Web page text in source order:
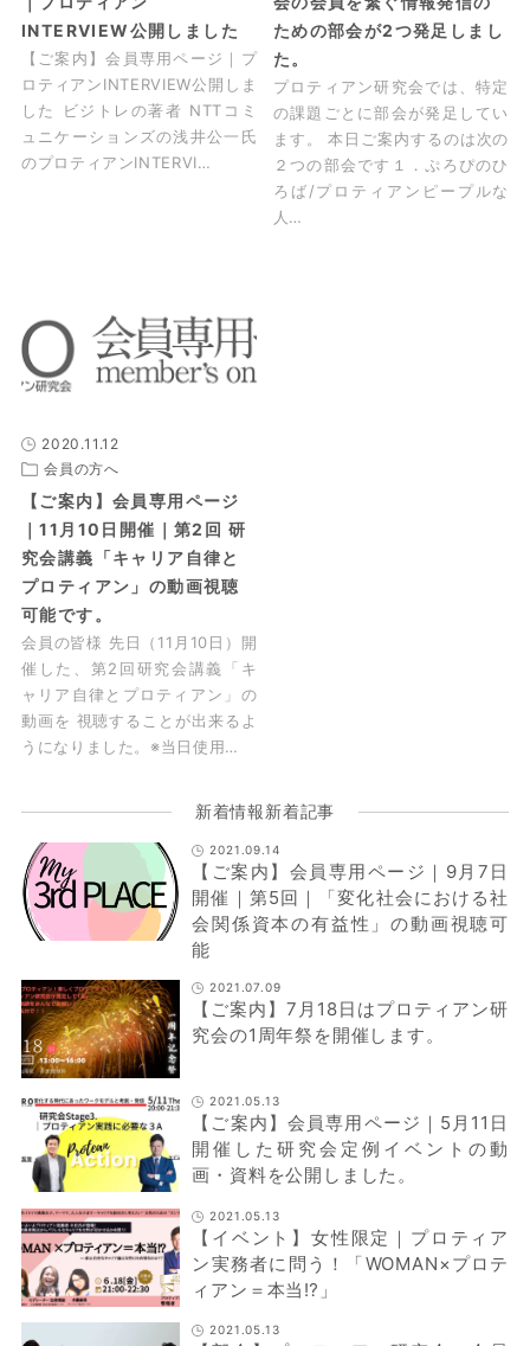
INTERVIEW公開しました
【ご案内】会員専用ページ｜プ
ロティアンINTERVIEW公開しま
した ビジトレの著者 NTTコミ
ュニケーションズの浅井公一氏
のプロティアンINTERVI…
ための部会が2つ発足しまし
た。
プロティアン研究会では、特定
の課題ごとに部会が発足してい
ます。 本日ご案内するのは次の
２つの部会です１．ぷろぴのひ
ろば/プロティアンピープルな
人…
2020.11.12
会員の方へ
【ご案内】会員専用ページ
｜11月10日開催｜第2回 研
究会講義「キャリア自律と
プロティアン」の動画視聴
可能です。
会員の皆様 先日（11月10日）開
催した、第2回研究会講義「キ
ャリア自律とプロティアン」の
動画を 視聴することが出来るよ
うになりました。※当日使用…
新着情報新着記事
2021.09.14
【ご案内】会員専用ページ｜9月7日
開催｜第5回｜「変化社会における社
会関係資本の有益性」の動画視聴可
能
2021.07.09
【ご案内】7月18日はプロティアン研
究会の1周年祭を開催します。
2021.05.13
【ご案内】会員専用ページ｜5月11日
開催した研究会定例イベントの動
画・資料を公開しました。
2021.05.13
【イベント】女性限定｜プロティア
ン実務者に問う！「WOMAN×プロテ
ィアン＝本当⁉」
2021.05.13